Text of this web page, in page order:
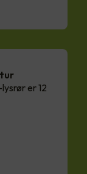
er 12